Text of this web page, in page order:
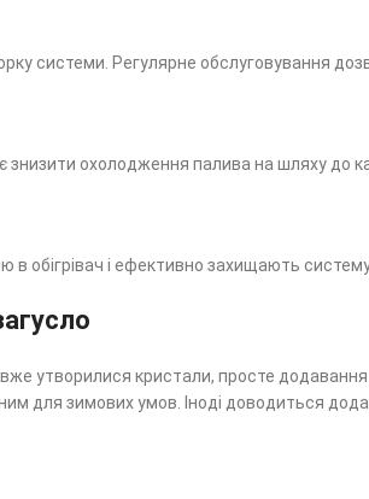
системи. Регулярне обслуговування
знизити охолодження палива на шляху до
обігрівач і ефективно захищають систему
утворилися кристали, просте
для зимових умов. Іноді доводиться